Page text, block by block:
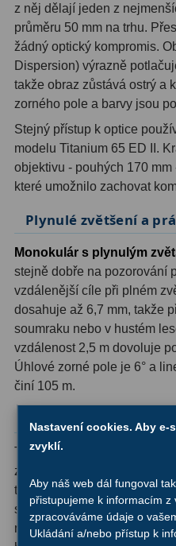
Barlow čočky
Barlow 2x 38
Barlow 3x12
Barlow 4x
Barlow 5x8
Převracecí4
Hledáčky28
Optické hledáčky 15
Red Dot hledáčky 6
Sluneční hledáčky3
Úchyty a držáky hledáčků4
Čištění28
Binohlavy3
z něj dělají jeden z
průměru 50 mm na trhu.
žádný optický kompromis.
Dispersion) výrazně
takže obraz zůstává ostrý a
zorného pole a barvy jsou
Stejný přístup k optice
modelu Titanium 65 ED II.
objektivu - pouhých 170
které umožnilo zachovat
Plynulé zvětšení a
Monokulár s plynulým
stejně dobře na pozorování
vzdálenější cíle při plném
dosahuje až 6,7 mm, takže
soumraku nebo v hustém
vzdálenost 2,5 m dovoluje
Úhlové zorné pole je 6° a
činí 105 m.
Odolnost a použití v
Tělo je plně vodotěsné a
zabraňuje orosení optiky
teploty. Závit pro stativ 1/4″
standardnímu fotostativu -
nebo fotografování přírody.
Nastavení cookies. Aby
zvyklí.
Aby náš web dál fungoval
přistupujeme k informacím z
zpracováváme údaje o
Ukládání a/nebo přístup k